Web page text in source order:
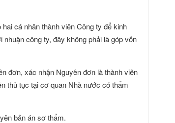
cá nhân thành viên Công ty để kinh
công ty, đây không phải là góp vốn
đơn, xác nhận Nguyên đơn là thành viên
thủ tục tại cơ quan Nhà nước có thẩm
bản án sơ thẩm.